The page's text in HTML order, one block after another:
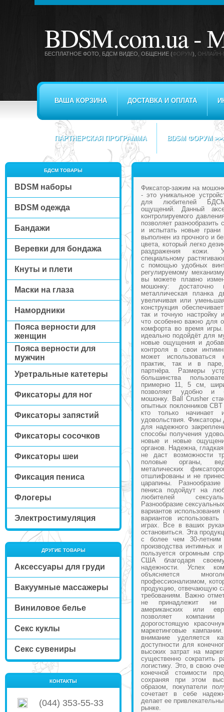
BDSM.com.ua -
БЕСПЛАТНОЕ ФОТО, БДСМ ВИДЕО , ОБЩЕНИЕ (ФОРУМ), ОНЛАЙН-
ВАША КОРЗИНА ДОСТАВКА И ОПЛАТА
ПАРТНЕРСКАЯ ПРОГРАММА BDSM ФОРУМ
БДСМ ТОВАРЫ
BDSM наборы
BDSM одежда
Бандажи
Веревки для бондажа
Кнуты и плети
Маски на глаза
Намордники
Пояса верности для
женщин
Пояса верности для
мужчин
Уретральные катетеры
Фиксаторы для ног
Фиксаторы запястий
Фиксаторы сосочков
Фиксаторы шеи
Фиксация пениса
Флогеры
Электростимуляция
ДРУГИЕ ТОВАРЫ
Аксессуары для груди
Вакуумные массажеры
Виниловое белье
Секс куклы
Секс сувениры
КОНТАКТЫ
(044) 353-55-33
Фиксатор-зажим на
- это уникальное
для любителей
ощущений. Данный
контролируемого
позволяет разнообразить
и испытать новые
выполнен из прочного и
цвета, который легко
раздражения кожи.
специальному
с помощью удобных
регулируемому
вы можете плавно
мошонку: достаточно
металлическая планка
увеличивая или
конструкция
так и точную настройку
что особенно важно для
комфорта во время
идеально подойдёт для
новые ощущения и
контроля в свои
может
практик, так и в
партнёра. Размеры
большинства
примерно 11, 5 см,
позволяет удобно и
мошонку. Ball Crusher
опытных поклонников
кто только начинает
удовольствия.
для надежного
способы получения
новые и новые
органов. Надежна,
не даст возможности
половые органы,
металических
отшлифованы и не
царапины.
пениса подойдут на
любителей
Разнообразие
вариантов
вариантов
играх. Все в ваших
остановиться. Эта
с более чем 30-
производства интимных
пользуется огромным
США благодаря
надежности. Успех
объясняется
профессионализмом,
продукцию, отвечающую
требованиям. Важно
не принадлежит ни
американских или
позволяет
дорогостоящую
маркетинговые
внимание уделяется
доступности для
высоких затрат на
существенно сократить
логистику. Это, в свою
конечной стоимости
сохраняя при этом
образом, покупатели
сочетает в себе
делает ее
рынке.